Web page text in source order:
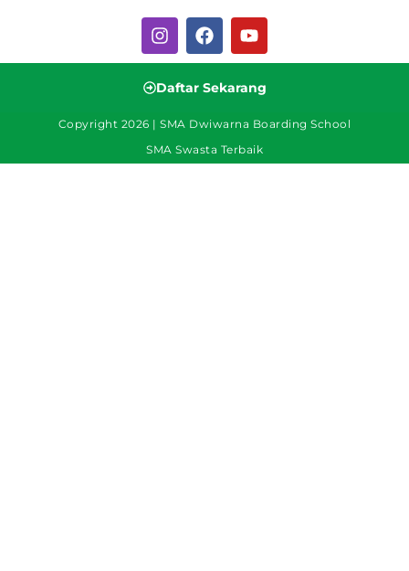
Daftar Sekarang
Copyright 2026 | SMA Dwiwarna Boarding School
SMA Swasta Terbaik